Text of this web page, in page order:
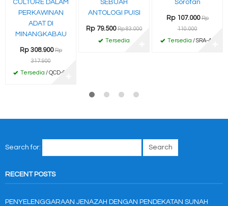
CULTURE DALAM
PERKAWINAN
ADAT DI
MINANGKABAU
Rp 308.900 Rp
317.900
Tersedia / QCD-98
SEBUAH
ANTOLOGI PUISI
Rp 79.500 Rp 83.000
Tersedia
Sorotan
Rp 107.000 Rp
110.000
Tersedia / SRA-45
Search for:
RECENT POSTS
PENYELENGGARAAN JENAZAH DENGAN PENDEKATAN SUNAH